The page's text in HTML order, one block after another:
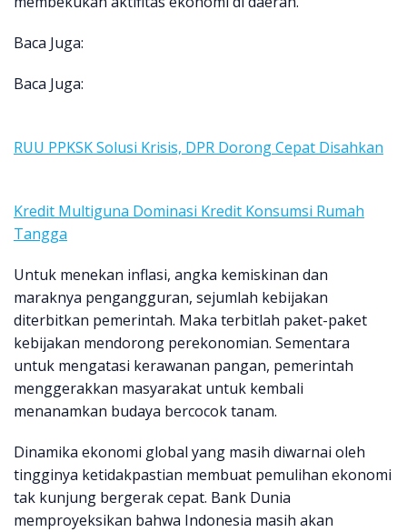
Baca Juga:
Baca Juga:
RUU PPKSK Solusi Krisis, DPR Dorong Cepat Disahkan
Kredit Multiguna Dominasi Kredit Konsumsi Rumah
Tangga
Untuk menekan inflasi, angka kemiskinan dan
maraknya pengangguran, sejumlah kebijakan
diterbitkan pemerintah. Maka terbitlah paket-paket
kebijakan mendorong perekonomian. Sementara
untuk mengatasi kerawanan pangan, pemerintah
menggerakkan masyarakat untuk kembali
menanamkan budaya bercocok tanam.
Dinamika ekonomi global yang masih diwarnai oleh
tingginya ketidakpastian membuat pemulihan ekonomi
tak kunjung bergerak cepat. Bank Dunia
memproyeksikan bahwa Indonesia masih akan